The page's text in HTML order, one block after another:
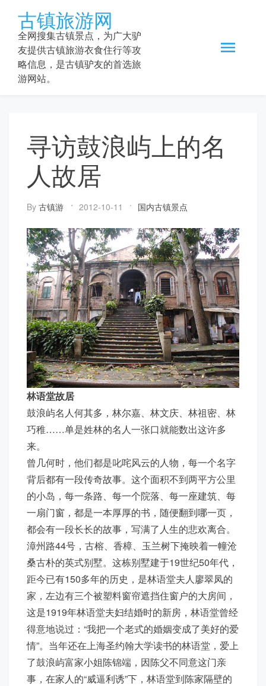
content
古镇旅游网
全网搜集古镇景点，为广大驴
友提供古镇旅游衣食住行等攻
略信息，是古镇驴友的首选旅
游网站。
寻访鼓浪屿上的名
人故居
By 古镇游 2012-10-11 国内古镇景点
林语堂故居
鼓浪屿名人何其多，林尔嘉、林文庆、林祖密、林
巧稚……单是姓林的名人一张口就能数出这许多
来。
曾几何时，他们都是叱咤风云的人物，每一个名字
背后都有一段传奇故事。这个面积不到两平方公里
的小岛，每一条路、每一个院落、每一座建筑、每
一扇门窗，都是一本厚厚的书，随便翻到哪一页，
都会有一段长长的故事，写满了人生的悲欢离合。
漳州路44号，古榕、香樟、玉兰树下掩映着一幢沧
桑古朴的英式别墅。这栋别墅建于19世纪50年代，
距今已有150多年的历史，是林语堂夫人廖翠凤的
家，左边有三个被塑料窗帘遮挡住窗户的大房间，
这是1919年林语堂夫妇结婚时的新房，林语堂曾经
得意地说过：“我把一个老式的婚姻变成了美好的爱
情”。当年还在上海圣约翰大学读书的林语堂，爱上
了鼓浪屿富家小姐陈锦端，因陈父不同意这门亲
事，在家人的“威逼利诱”下，林语堂到陈家隔壁的